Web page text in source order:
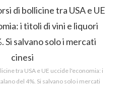
tra USA e UE uccide l'economia: i
del 4%. Si salvano solo i mercati